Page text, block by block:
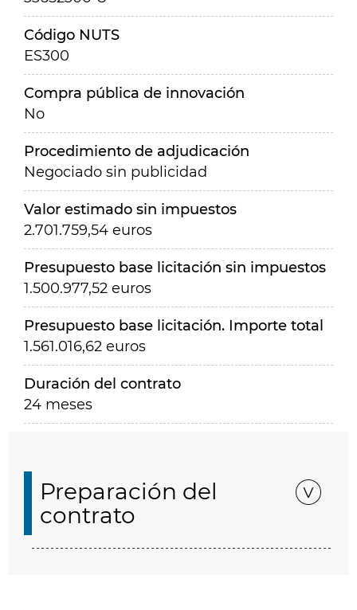
Código NUTS
ES300
Compra pública de innovación
No
Procedimiento de adjudicación
Negociado sin publicidad
Valor estimado sin impuestos
2.701.759,54 euros
Presupuesto base licitación sin impuestos
1.500.977,52 euros
Presupuesto base licitación. Importe total
1.561.016,62 euros
Duración del contrato
24 meses
Preparación del
contrato